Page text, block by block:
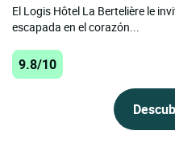
El Logis Hôtel La Bertelière le
escapada en el corazón...
9.8/10